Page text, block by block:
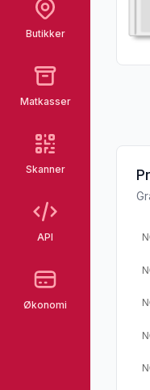
Butikker
Matkasser
Skanner
API
Økonomi